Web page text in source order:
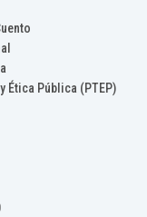
Ética Pública (PTEP)